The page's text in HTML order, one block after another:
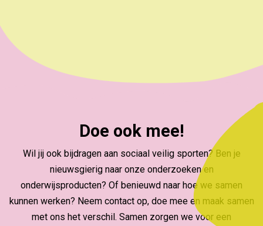
Doe ook mee!
Wil jij ook bijdragen aan sociaal veilig sporten? Ben je
nieuwsgierig naar onze onderzoeken en
onderwijsproducten? Of benieuwd naar hoe we samen
kunnen werken? Neem contact op, doe mee en maak samen
met ons het verschil. Samen zorgen we voor een